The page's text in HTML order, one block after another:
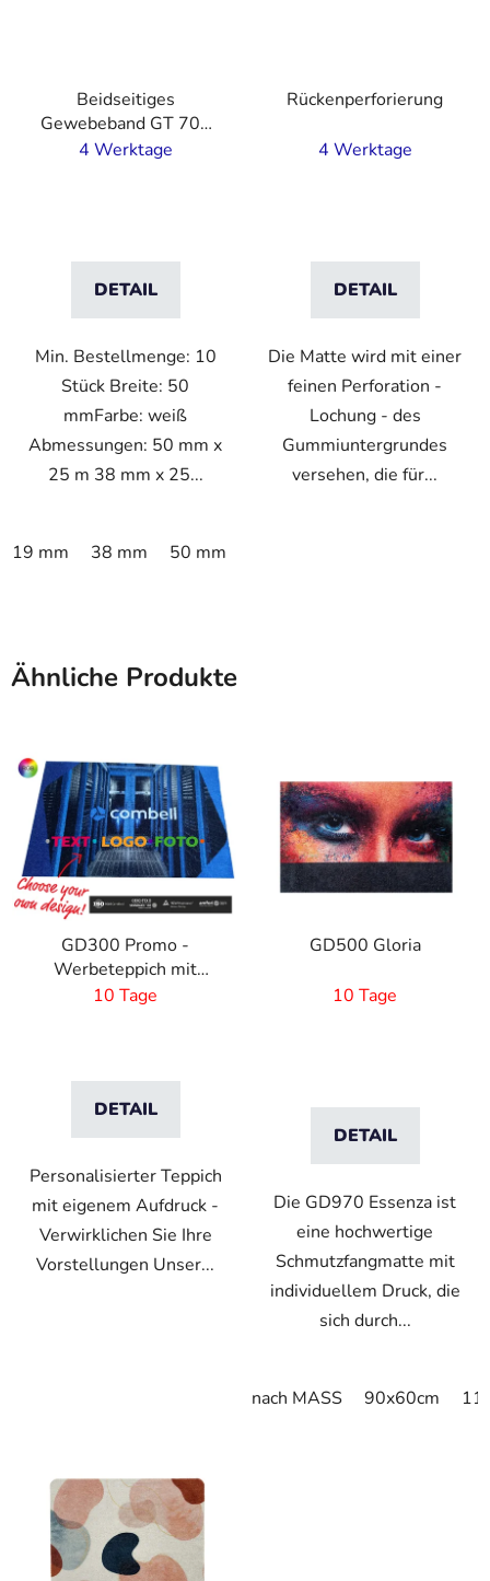
Beidseitiges
Gewebeband GT 703
stark / schwächer
4 Werktage
DETAIL
Min. Bestellmenge: 10
Stück Breite: 50
mmFarbe: weiß
Abmessungen: 50 mm x
25 m 38 mm x 25...
19 mm 38 mm 50 mm
Rückenperforierung
4 Werktage
DETAIL
Die Matte wird mit einer
feinen Perforation -
Lochung - des
Gummiuntergrundes
versehen, die für...
Ähnliche Produkte
GD300 Promo -
Werbeteppich mit
eigenem Druck
10 Tage
DETAIL
Personalisierter Teppich
mit eigenem Aufdruck -
Verwirklichen Sie Ihre
Vorstellungen Unser...
GD500 Gloria
10 Tage
DETAIL
Die GD970 Essenza ist
eine hochwertige
Schmutzfangmatte mit
individuellem Druck, die
sich durch...
nach MASS 90x60cm